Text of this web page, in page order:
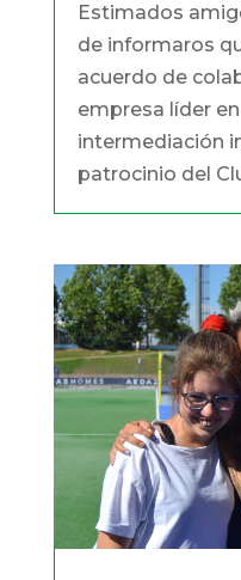
Estimados
de informaros
acuerdo de
empresa líder
intermediación
patrocinio del